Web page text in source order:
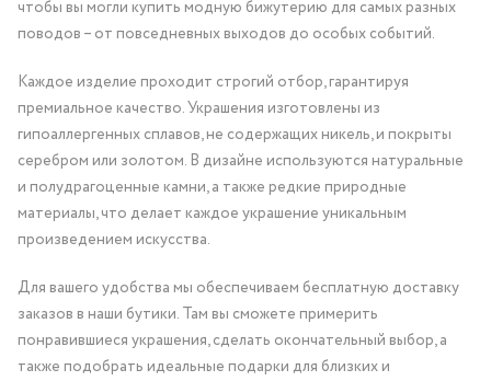
чтобы вы могли купить модную бижутерию для самых разных
поводов – от повседневных выходов до особых событий.
Каждое изделие проходит строгий отбор, гарантируя
премиальное качество. Украшения изготовлены из
гипоаллергенных сплавов, не содержащих никель, и покрыты
серебром или золотом. В дизайне используются натуральные
и полудрагоценные камни, а также редкие природные
материалы, что делает каждое украшение уникальным
произведением искусства.
Для вашего удобства мы обеспечиваем бесплатную доставку
заказов в наши бутики. Там вы сможете примерить
понравившиеся украшения, сделать окончательный выбор, а
также подобрать идеальные подарки для близких и